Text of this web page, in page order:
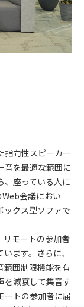
指向性スピーカー
音を最適な範囲に
、座っている人に
会議におい
ックス型ソファで
リモートの参加者
ます。さらに、
範囲制限機能を有
を減衰して集音す
ートの参加者に届